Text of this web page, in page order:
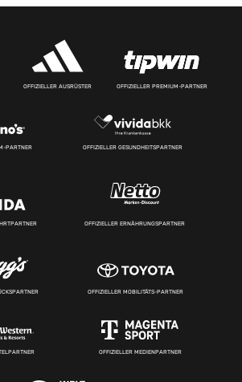
OFFIZIELLER AUSRÜSTER OFFIZIELLER PREMIUM-PARTNER
PARTNER OFFIZIELLER GESUNDHEITSPARTNER
OFFIZIELLER ERNÄHRUNGSPARTNER
OFFIZIELLER MOBILITÄTS-PARTNER
OFFIZIELLER MEDIENPARTNER